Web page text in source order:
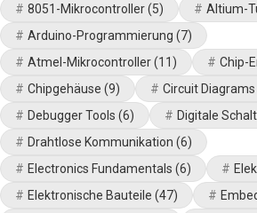
8051-Mikrocontroller(5) Altium-
Arduino-Programmierung (7)
Atmel-Mikrocontroller(11) Chip-
Chipgehäuse (9) Circuit Diagrams
Debugger Tools (6) Digitale
Drahtlose Kommunikation (6)
Electronics Fundamentals (6)
Elektronische Bauteile (47)